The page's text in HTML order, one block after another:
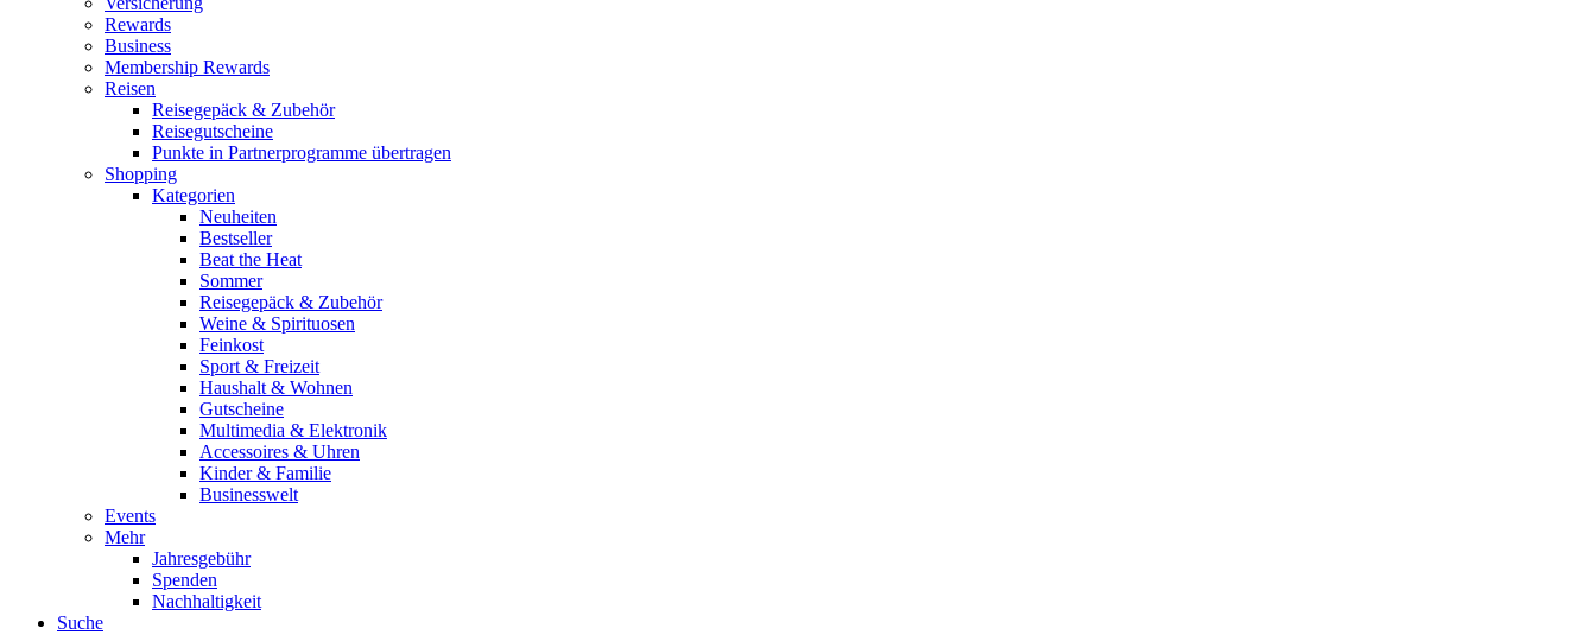
Rewards
Business
Membership Rewards
Reisen
Reisegepäck & Zubehör
Reisegutscheine
Punkte in Partnerprogramme übertragen
Shopping
Kategorien
Neuheiten
Bestseller
Beat the Heat
Sommer
Reisegepäck & Zubehör
Weine & Spirituosen
Feinkost
Sport & Freizeit
Haushalt & Wohnen
Gutscheine
Multimedia & Elektronik
Accessoires & Uhren
Kinder & Familie
Businesswelt
Events
Mehr
Jahresgebühr
Spenden
Nachhaltigkeit
Suche